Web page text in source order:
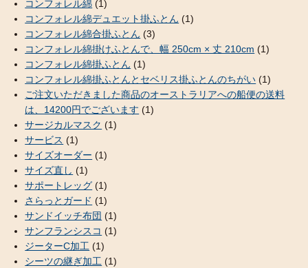
コンフォレル綿 (1)
コンフォレル綿デュエット掛ふとん (1)
コンフォレル綿合掛ふとん (3)
コンフォレル綿掛けふとんで、幅 250cm × 丈 210cm (1)
コンフォレル綿掛ふとん (1)
コンフォレル綿掛ふとんとセベリス掛ふとんのちがい (1)
ご注文いただきました商品のオーストラリアへの船便の送料
は、14200円でございます (1)
サージカルマスク (1)
サービス (1)
サイズオーダー (1)
サイズ直し (1)
サポートレッグ (1)
さらっとガード (1)
サンドイッチ布団 (1)
サンフランシスコ (1)
ジーターC加工 (1)
シーツの継ぎ加工 (1)